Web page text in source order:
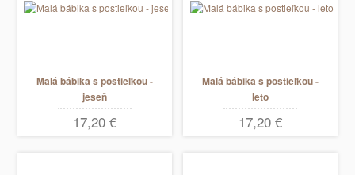
Malá bábika s postieľkou -
jeseň
17,20 €
Malá bábika s postieľkou -
leto
17,20 €